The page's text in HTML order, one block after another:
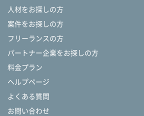
人材をお探しの方
案件をお探しの方
フリーランスの方
パートナー企業をお探しの方
料金プラン
ヘルプページ
よくある質問
お問い合わせ